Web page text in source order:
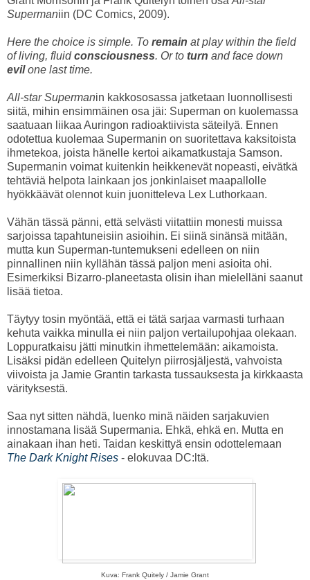
Supermaniin (DC Comics, 2009).
Here the choice is simple. To remain at play within the field
of living, fluidconsciousness. Or to turn and face down
evilone last time.
All-star Supermanin kakkososassa jatketaan luonnollisesti
siitä, mihin ensimmäinen osa jäi: Superman on kuolemassa
saatuaan liikaa Auringon radioaktiivista säteilyä. Ennen
odotettua kuolemaa Supermanin on suoritettava kaksitoista
ihmetekoa, joista hänelle kertoi aikamatkustaja Samson.
Supermanin voimat kuitenkin heikkenevät nopeasti, eivätkä
tehtäviä helpota lainkaan jos jonkinlaiset maapallolle
hyökkäävät olennot kuin juonitteleva Lex Luthorkaan.
Vähän tässä pänni, että selvästi viitattiin monesti muissa
sarjoissa tapahtuneisiin asioihin. Ei siinä sinänsä mitään,
mutta kun Superman-tuntemukseni edelleen on niin
pinnallinen niin kyllähän tässä paljon meni asioita ohi.
Esimerkiksi Bizarro-planeetasta olisin ihan mielelläni saanut
lisää tietoa.
Täytyy tosin myöntää, että ei tätä sarjaa varmasti turhaan
kehuta vaikka minulla ei niin paljon vertailupohjaa olekaan.
Loppuratkaisu jätti minutkin ihmettelemään: aikamoista.
Lisäksi pidän edelleen Quitelyn piirrosjäljestä, vahvoista
viivoista ja Jamie Grantin tarkasta tussauksesta ja kirkkaasta
värityksestä.
Saa nyt sitten nähdä, luenko minä näiden sarjakuvien
innostamana lisää Supermania. Ehkä, ehkä en. Mutta en
ainakaan ihan heti. Taidan keskittyä ensin odottelemaan
The Dark Knight Rises - elokuvaa DC:ltä.
Kuva: Frank Quitely / Jamie Grant